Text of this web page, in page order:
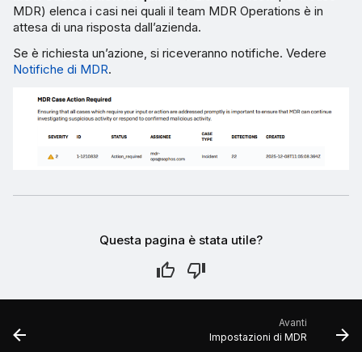
MDR) elenca i casi nei quali il team MDR Operations è in
attesa di una risposta dall’azienda.
Se è richiesta un’azione, si riceveranno notifiche. Vedere
Notifiche di MDR.
Questa pagina è stata utile?
Avanti
Impostazioni di MDR